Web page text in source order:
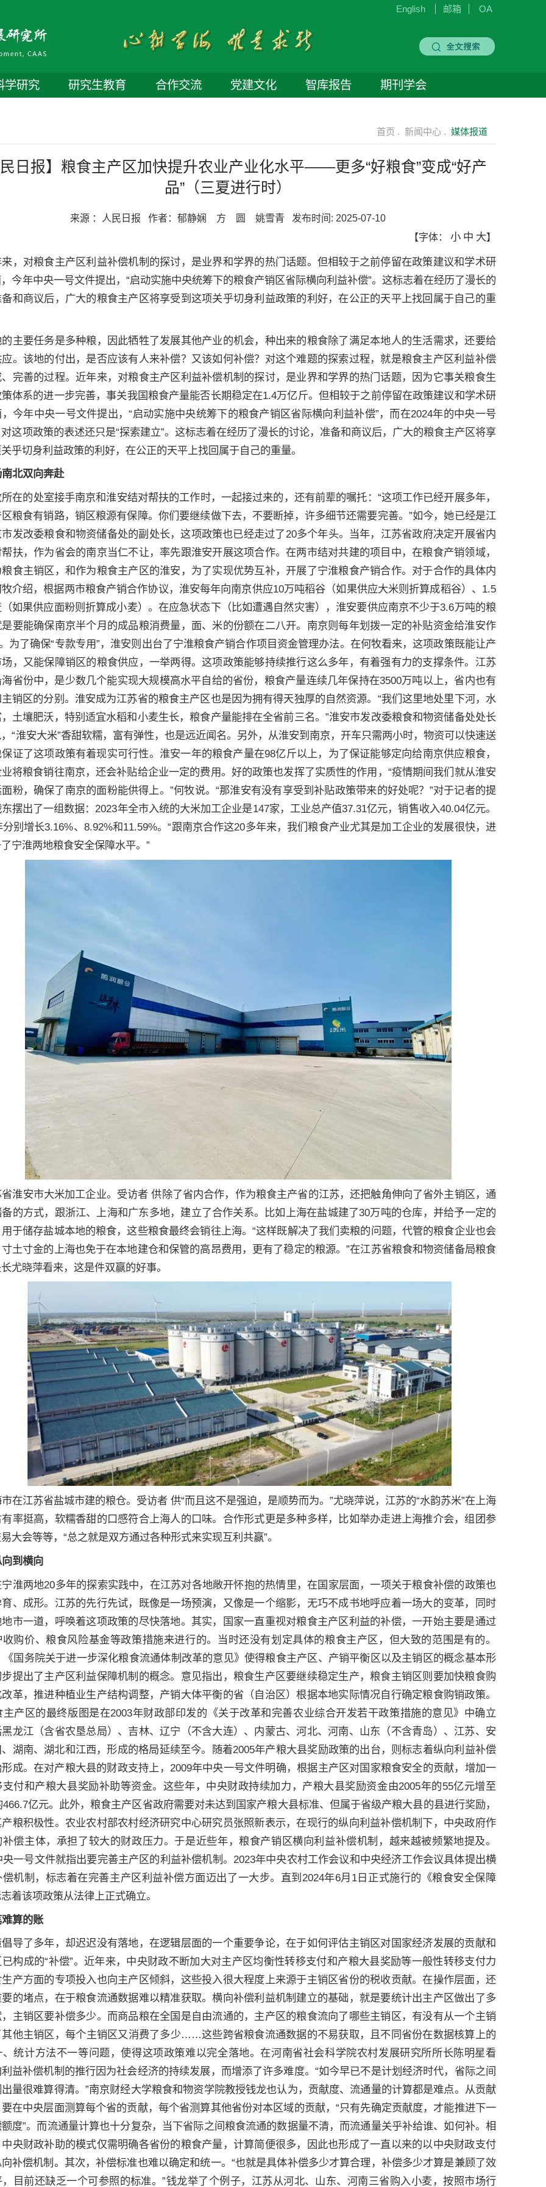
English 邮箱 OA
学研究 研究生教育 合作交流 党建文化 智库报告 期刊学会
首页 . 新闻中心 . 媒体报道
民日报】粮食主产区加快提升农业产业化水平——更多“好粮食”变成“好产
品”（三夏进行时）
来源 ： 人民日报 作者：郁静娴 方 圆 姚雪青 发布时间: 2025-07-10
【字体： 小 中 大】
来，对粮食主产区利益补偿机制的探讨，是业界和学界的热门话题。但相较于之前停留在政策建议和学术研
今年中央一号文件提出，“启动实施中央统筹下的粮食产销区省际横向利益补偿”。这标志着在经历了漫长的
和商议后，广大的粮食主产区将享受到这项关乎切身利益政策的利好，在公正的天平上找回属于自己的重
的主要任务是多种粮，因此牺牲了发展其他产业的机会，种出来的粮食除了满足本地人的生活需求，还要给
。该地的付出，是否应该有人来补偿？又该如何补偿？对这个难题的探索过程，就是粮食主产区利益补偿
完善的过程。近年来，对粮食主产区利益补偿机制的探讨，是业界和学界的热门话题，因为它事关粮食生
体系的进一步完善，事关我国粮食产量能否长期稳定在1.4万亿斤。但相较于之前停留在政策建议和学术研
今年中央一号文件提出，“启动实施中央统筹下的粮食产销区省际横向利益补偿”，而在2024年的中央一号
这项政策的表述还只是“探索建立”。这标志着在经历了漫长的讨论，准备和商议后，广大的粮食主产区将享
乎切身利益政策的利好，在公正的天平上找回属于自己的重量。
北双向奔赴
在的处室接手南京和淮安结对帮扶的工作时，一起接过来的，还有前辈的嘱托：“这项工作已经开展多年，
粮食有销路，销区粮源有保障。你们要继续做下去，不要断掉，许多细节还需要完善。”如今，她已经是江
发改委粮食和物资储备处的副处长，这项政策也已经走过了20多个年头。当年，江苏省政府决定开展省内
扶，作为省会的南京当仁不让，率先跟淮安开展这项合作。在两市结对共建的项目中，在粮食产销领域，
食主销区，和作为粮食主产区的淮安，为了实现优势互补，开展了宁淮粮食产销合作。对于合作的具体内
介绍，根据两市粮食产销合作协议，淮安每年向南京供应10万吨稻谷（如果供应大米则折算成稻谷）、1.5
如果供应面粉则折算成小麦）。在应急状态下（比如遭遇自然灾害），淮安要供应南京不少于3.6万吨的粮
要能确保南京半个月的成品粮消费量，面、米的份额在二八开。南京则每年划拨一定的补贴资金给淮安作
为了确保“专款专用”，淮安则出台了宁淮粮食产销合作项目资金管理办法。在何牧看来，这项政策既能让产
场，又能保障销区的粮食供应，一举两得。这项政策能够持续推行这么多年，有着强有力的支撑条件。江苏
省份中，是少数几个能实现大规模高水平自给的省份，粮食产量连续几年保持在3500万吨以上，省内也有
销区的分别。淮安成为江苏省的粮食主产区也是因为拥有得天独厚的自然资源。“我们这里地处里下河，水
土壤肥沃，特别适宜水稻和小麦生长，粮食产量能排在全省前三名。”淮安市发改委粮食和物资储备处处长
“淮安大米”香甜软糯，富有弹性，也是远近闻名。另外，从淮安到南京，开车只需两小时，物资可以快速送
证了这项政策有着现实可行性。淮安一年的粮食产量在98亿斤以上，为了保证能够定向给南京供应粮食，
将粮食销往南京，还会补贴给企业一定的费用。好的政策也发挥了实质性的作用，“疫情期间我们就从淮安
粉，确保了南京的面粉能供得上。”何牧说。“那淮安有没有享受到补贴政策带来的好处呢？”对于记者的提
摆出了一组数据：2023年全市入统的大米加工企业是147家，工业总产值37.31亿元，销售收入40.04亿元。
分别增长3.16%、8.92%和11.59%。“跟南京合作这20多年来，我们粮食产业尤其是加工企业的发展很快，进
宁淮两地粮食安全保障水平。”
省淮安市大米加工企业。受访者 供除了省内合作，作为粮食主产省的江苏，还把触角伸向了省外主销区，通
的方式，跟浙江、上海和广东多地，建立了合作关系。比如上海在盐城建了30万吨的仓库，并给予一定的
于储存盐城本地的粮食，这些粮食最终会销往上海。“这样既解决了我们卖粮的问题，代管的粮食企业也会
土寸金的上海也免于在本地建仓和保管的高昂费用，更有了稳定的粮源。”在江苏省粮食和物资储备局粮食
尤晓萍看来，这是件双赢的好事。
在江苏省盐城市建的粮仓。受访者 供“而且这不是强迫，是顺势而为。”尤晓萍说，江苏的“水韵苏米”在上海
率挺高，软糯香甜的口感符合上海人的口味。合作形式更是多种多样，比如举办走进上海推介会，组团参
大会等等，“总之就是双方通过各种形式来实现互利共赢”。
到横向
宁淮两地20多年的探索实践中，在江苏对各地敞开怀抱的热情里，在国家层面，一项关于粮食补偿的政策也
、成形。江苏的先行先试，既像是一场预演，又像是一个缩影，无巧不成书地呼应着一场大的变革，同时
市一道，呼唤着这项政策的尽快落地。其实，国家一直重视对粮食主产区利益的补偿，一开始主要是通过
购价、粮食风险基金等政策措施来进行的。当时还没有划定具体的粮食主产区，但大致的范围是有的。
《国务院关于进一步深化粮食流通体制改革的意见》使得粮食主产区、产销平衡区以及主销区的概念基本形
提出了主产区利益保障机制的概念。意见指出，粮食生产区要继续稳定生产，粮食主销区则要加快粮食购
革，推进种植业生产结构调整，产销大体平衡的省（自治区）根据本地实际情况自行确定粮食购销政策。
主产区的最终版图是在2003年财政部印发的《关于改革和完善农业综合开发若干政策措施的意见》中确立
龙江（含省农垦总局）、吉林、辽宁（不含大连）、内蒙古、河北、河南、山东（不含青岛）、江苏、安
湖南、湖北和江西，形成的格局延续至今。随着2005年产粮大县奖励政策的出台，则标志着纵向利益补偿
成。在对产粮大县的财政支持上，2009年中央一号文件明确，根据主产区对国家粮食安全的贡献，增加一
付和产粮大县奖励补助等资金。这些年，中央财政持续加力，产粮大县奖励资金由2005年的55亿元增至
466.7亿元。此外，粮食主产区省政府需要对未达到国家产粮大县标准、但属于省级产粮大县的县进行奖励，
产粮积极性。农业农村部农村经济研究中心研究员张照新表示，在现行的纵向利益补偿机制下，中央政府作
偿主体，承担了较大的财政压力。于是近些年，粮食产销区横向利益补偿机制，越来越被频繁地提及。
央一号文件就指出要完善主产区的利益补偿机制。2023年中央农村工作会议和中央经济工作会议具体提出横
偿机制，标志着在完善主产区利益补偿方面迈出了一大步。直到2024年6月1日正式施行的《粮食安全保障
着该项政策从法律上正式确立。
算的账
导了多年，却迟迟没有落地，在逻辑层面的一个重要争论，在于如何评估主销区对国家经济发展的贡献和
构成的“补偿”。近年来，中央财政不断加大对主产区均衡性转移支付和产粮大县奖励等一般性转移支付力
产方面的专项投入也向主产区倾斜，这些投入很大程度上来源于主销区省份的税收贡献。在操作层面，还
的堵点，在于粮食流通数据难以精准获取。横向补偿利益机制建立的基础，就是要统计出主产区做出了多
主销区要补偿多少。而商品粮在全国是自由流通的，主产区的粮食流向了哪些主销区，有没有从一个主销
其他主销区，每个主销区又消费了多少……这些跨省粮食流通数据的不易获取，且不同省份在数据核算上的
、统计方法不一等问题，使得这项政策难以完全落地。在河南省社会科学院农村发展研究所所长陈明星看
益补偿机制的推行因为社会经济的持续发展，而增添了许多难度。“如今早已不是计划经济时代，省际之间
量很难算得清。”南京财经大学粮食和物资学院教授钱龙也认为，贡献度、流通量的计算都是难点。从贡献
在中央层面测算每个省的贡献，每个省测算其他省份对本区域的贡献，“只有先确定贡献度，才能推进下一
度”。而流通量计算也十分复杂，当下省际之间粮食流通的数据量不清，而流通量关乎补给谁、如何补。相
中央财政补助的模式仅需明确各省份的粮食产量，计算简便很多，因此也形成了一直以来的以中央财政支付
补偿机制。其次，补偿标准也难以确定和统一。“也就是具体补偿多少才算合理，补偿多少才算是兼顾了效
目前还缺乏一个可参照的标准。”钱龙举了个例子，江苏从河北、山东、河南三省购入小麦，按照市场行